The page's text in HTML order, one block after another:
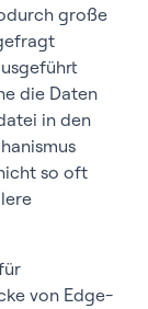
große
die Daten
in den
so oft
von Edge-